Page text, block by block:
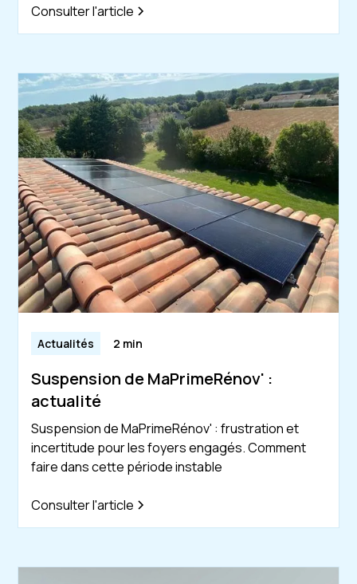
Consulter l'article
Actualités 2 min
Suspension de MaPrimeRénov' :
actualité
Suspension de MaPrimeRénov' : frustration et
incertitude pour les foyers engagés. Comment
faire dans cette période instable
Consulter l'article